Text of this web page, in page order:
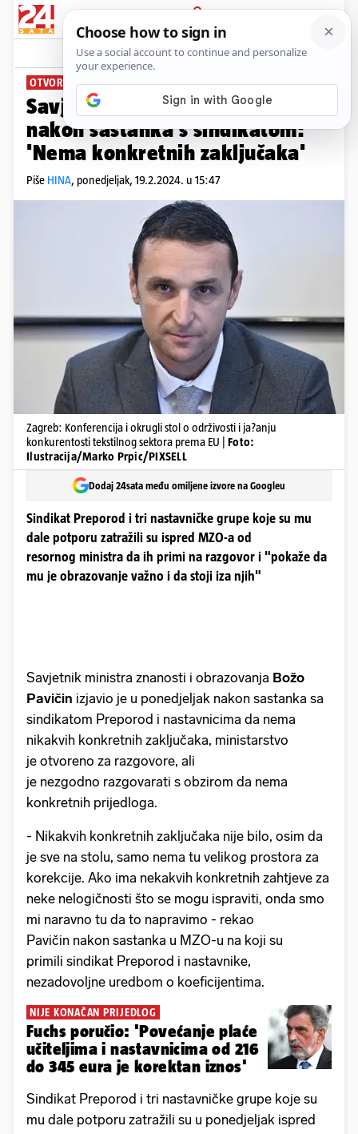
PRIJAVA
News Komentari
OTVORENI ZA RAZGOVOR
Savjetnik ministra obrazovanja
nakon sastanka s sindikatom:
'Nema konkretnih zaključaka'
Piše HINA, ponedjeljak, 19.2.2024. u 15:47
Zagreb: Konferencija i okrugli stol o održivosti i ja?anju
konkurentosti tekstilnog sektora prema EU | Foto:
Ilustracija/Marko Prpic/PIXSELL
Dodaj 24sata među omiljene izvore na Googleu
Sindikat Preporod i tri nastavničke grupe koje su mu
dale potporu zatražili su ispred MZO-a od
resornog ministra da ih primi na razgovor i "pokaže da
mu je obrazovanje važno i da stoji iza njih"
Savjetnik ministra znanosti i obrazovanja Božo
Pavičin izjavio je u ponedjeljak nakon sastanka sa
sindikatom Preporod i nastavnicima da nema
nikakvih konkretnih zaključaka, ministarstvo
je otvoreno za razgovore, ali
je nezgodno razgovarati s obzirom da nema
konkretnih prijedloga.
- Nikakvih konkretnih zaključaka nije bilo, osim da
je sve na stolu, samo nema tu velikog prostora za
korekcije. Ako ima nekakvih konkretnih zahtjeve za
neke nelogičnosti što se mogu ispraviti, onda smo
mi naravno tu da to napravimo - rekao
Pavičin nakon sastanka u MZO-u na koji su
primili sindikat Preporod i nastavnike,
nezadovoljne uredbom o koeficijentima.
NIJE KONAČAN PRIJEDLOG
Fuchs poručio: 'Povećanje plaće
učiteljima i nastavnicima od 216
do 345 eura je korektan iznos'
Sindikat Preporod i tri nastavničke grupe koje su
mu dale potporu zatražili su u ponedjeljak ispred